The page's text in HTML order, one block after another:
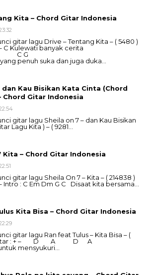
Kita – Chord Gitar Indonesia
gitar lagu Drive – Tentang Kita – ( 5480 )
C Kulewati banyak cerita
G
penuh suka dan juga duka…
dan Kau Bisikan Kata Cinta (Chord
Chord Gitar Indonesia
gitar lagu Sheila on 7 – dan Kau Bisikan
Lagu Kita ) – ( 9281…
Kita – Chord Gitar Indonesia
gitar lagu Sheila On 7 – Kita – ( 214838 )
Intro : C Em Dm G C Disaat kita bersama…
Kita Bisa – Chord Gitar Indonesia
gitar lagu Ran feat Tulus – Kita Bisa – (
Gitar : + – D A D A
mensyukuri…